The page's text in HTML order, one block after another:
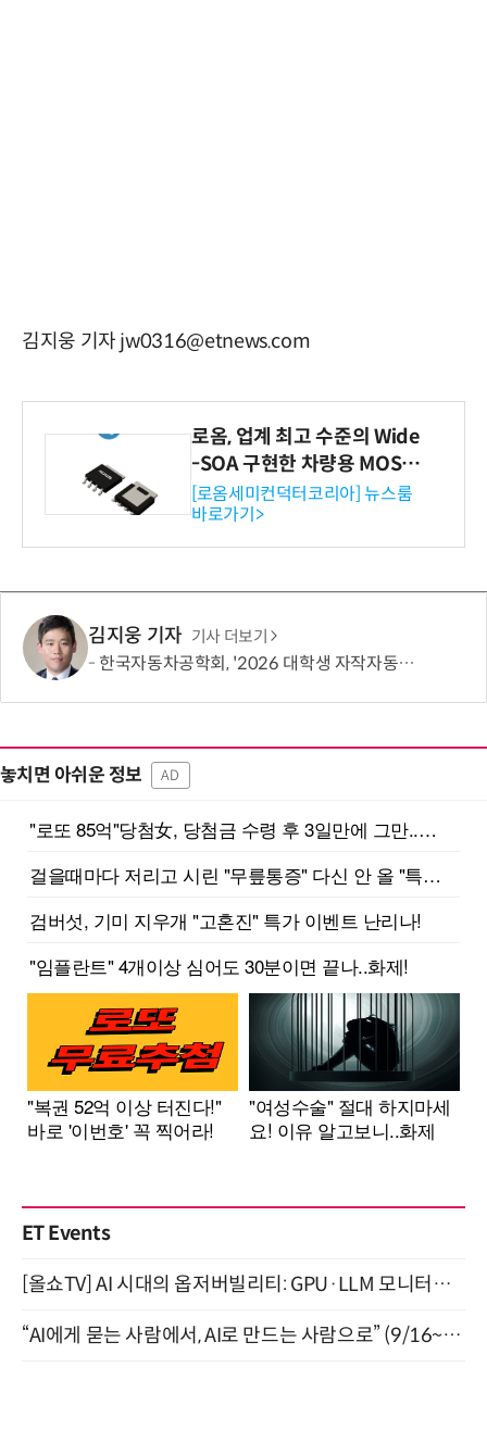
김지웅 기자 jw0316@etnews.com
로옴, 업계 최고 수준의 Wide
-SOA 구현한 차량용 MOSF
ET 개발
[로옴세미컨덕터코리아] 뉴스룸
바로가기>
김지웅 기자 기사 더보기
한국자동차공학회, '2026 대학생 자작자동차대회 포뮬러 부문' 개최
놓치면 아쉬운 정보 AD
ET Events
[올쇼TV] AI 시대의 옵저버빌리티: GPU·LLM 모니터링부터 AI 기반 장애 대응까지 (8/11 생방송)
“AI에게 묻는 사람에서, AI로 만드는 사람으로” (9/16~17)